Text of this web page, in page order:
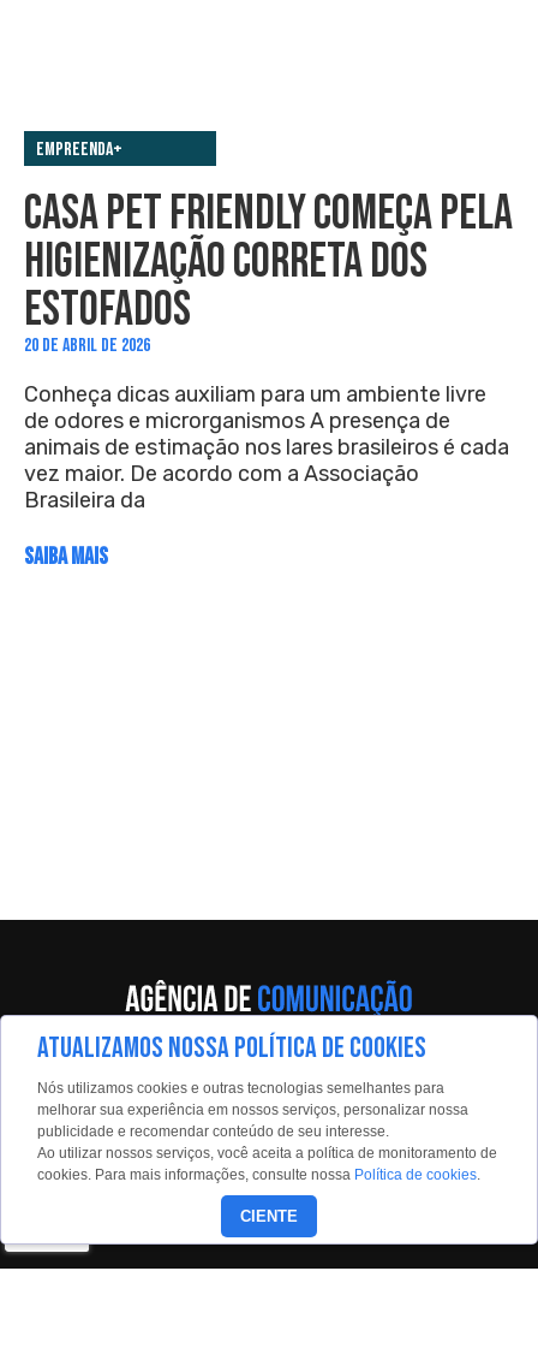
Empreenda+
CASA PET FRIENDLY COMEÇA PELA
HIGIENIZAÇÃO CORRETA DOS
ESTOFADOS
20 DE ABRIL DE 2026
Conheça dicas auxiliam para um ambiente livre
de odores e microrganismos A presença de
animais de estimação nos lares brasileiros é cada
vez maior. De acordo com a Associação
Brasileira da
SAIBA MAIS
Av. Eng. Caetano Álvares, 55 - 5º andar
Limão, São Paulo, 02598-900
Contato:
estadaoconteudo@estadao.com
(11)99350-0439
ATUALIZAMOS NOSSA POLÍTICA DE COOKIES
Nós utilizamos cookies e outras tecnologias semelhantes para
melhorar sua experiência em nossos serviços, personalizar nossa
publicidade e recomendar conteúdo de seu interesse.
Ao utilizar nossos serviços, você aceita a política de monitoramento de
cookies. Para mais informações, consulte nossa Política de cookies.
CIENTE